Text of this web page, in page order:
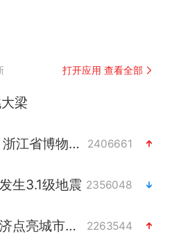
打开应用 查看全部
梁
部分观众入场受阻 浙江省博物馆致歉 2406661
生3.1级地震 2356048
以“新”破局 首发经济点亮城市消费活力 2263544